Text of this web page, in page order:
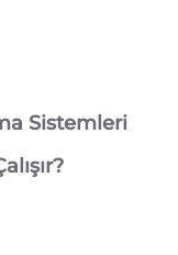
Sistemleri